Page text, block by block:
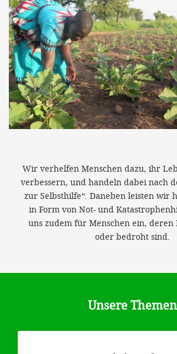
Wir verhelfen Menschen dazu, ihr
verbessern, und handeln dabei nach
zur Selbsthilfe“. Daneben leisten wir
in Form von Not- und
uns zudem für Menschen ein, deren
oder bedroht sind.
Unsere Themen